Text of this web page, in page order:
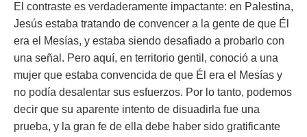
El contraste es verdaderamente impactante: en Palestina,
Jesús estaba tratando de convencer a la gente de que Él
era el Mesías, y estaba siendo desafiado a probarlo con
una señal. Pero aquí, en territorio gentil, conoció a una
mujer que estaba convencida de que Él era el Mesías y
no podía desalentar sus esfuerzos. Por lo tanto, podemos
decir que su aparente intento de disuadirla fue una
prueba, y la gran fe de ella debe haber sido gratificante